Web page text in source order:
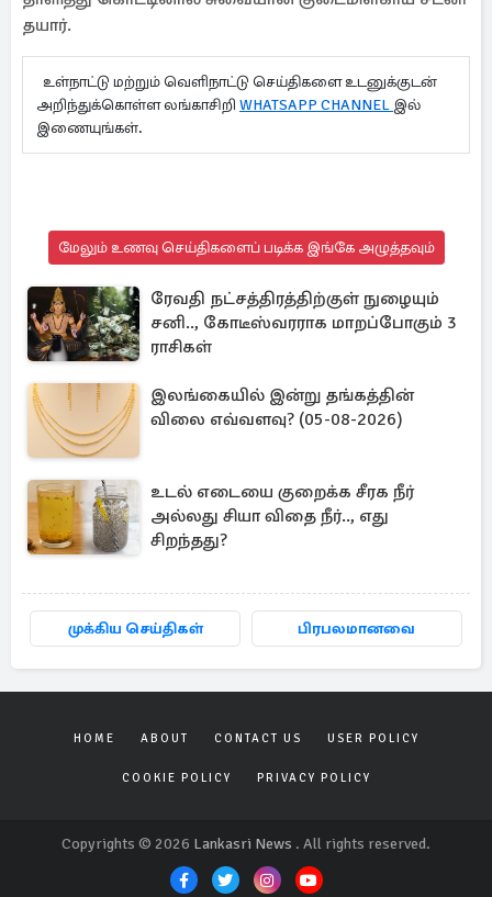
தயார்.
உள்நாட்டு மற்றும் வெளிநாட்டு செய்திகளை உடனுக்குடன்
அறிந்துக்கொள்ள லங்காசிறி WHATSAPP CHANNEL இல்
இணையுங்கள்.
மேலும் உணவு செய்திகளைப் படிக்க இங்கே அழுத்தவும்
ரேவதி நட்சத்திரத்திற்குள் நுழையும்
சனி.., கோடீஸ்வரராக மாறப்போகும் 3
ராசிகள்
இலங்கையில் இன்று தங்கத்தின்
விலை எவ்வளவு? (05-08-2026)
உடல் எடையை குறைக்க சீரக நீர்
அல்லது சியா விதை நீர்.., எது
சிறந்தது?
முக்கிய செய்திகள் பிரபலமானவை
HOME ABOUT CONTACT US USER POLICY
COOKIE POLICY PRIVACY POLICY
Copyrights © 2026 Lankasri News . All rights reserved.